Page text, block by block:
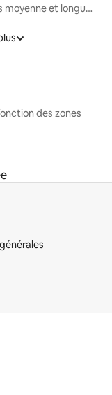
Locations moyenne et longue durée
des zones